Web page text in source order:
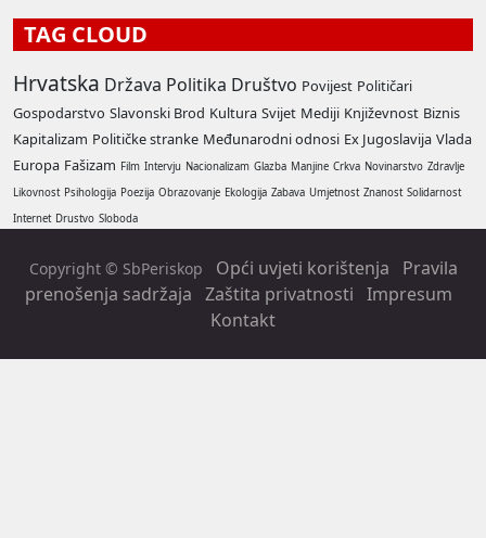
TAG CLOUD
Hrvatska Država Politika Društvo Povijest Političari
Gospodarstvo Slavonski Brod Kultura Svijet Mediji Književnost Biznis
Kapitalizam Političke stranke Međunarodni odnosi Ex Jugoslavija Vlada
Europa Fašizam Film Intervju Nacionalizam Glazba Manjine Crkva Novinarstvo Zdravlje
Likovnost Psihologija Poezija Obrazovanje Ekologija Zabava Umjetnost Znanost Solidarnost
Internet Drustvo Sloboda
Copyright © SbPeriskop Opći uvjeti korištenja
Pravila
prenošenja sadržaja Zaštita privatnosti Impresum
Kontakt